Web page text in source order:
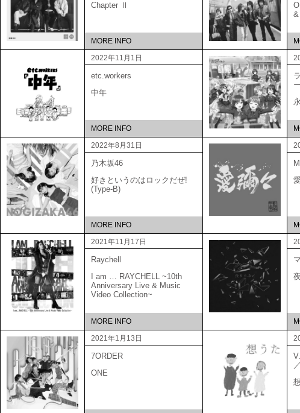
Chapter Ⅱ
MORE INFO
2022年11月1日
etc.workers
中年
MORE INFO
2022年8月31日
乃木坂46
好きというのはロックだぜ!
(Type-B)
MORE INFO
2021年11月17日
Raychell
I am … RAYCHELL ~10th
Anniversary Live & Music
Video Collection~
MORE INFO
2021年1月13日
7ORDER
ONE